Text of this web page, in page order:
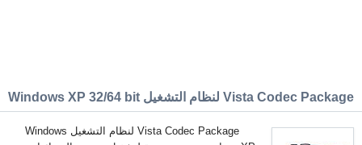
Vista Codec Package لنظام التشغيل Windows XP 32/64 bit
Vista Codec Package لنظام التشغيل Windows